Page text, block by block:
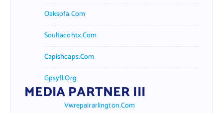
Oaksofa.com
Soultacohtx.com
Capishcaps.com
Gpsyfl.org
MEDIA PARTNER III
Vwrepairarlington.com